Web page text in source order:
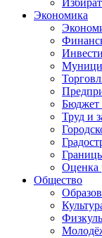
Экономика
Бюджет
Труд и
Оценка
Общество